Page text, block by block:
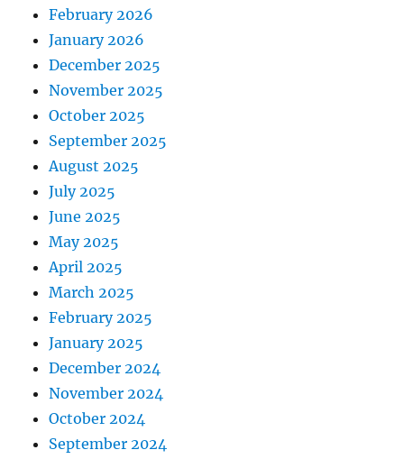
February 2026
January 2026
December 2025
November 2025
October 2025
September 2025
August 2025
July 2025
June 2025
May 2025
April 2025
March 2025
February 2025
January 2025
December 2024
November 2024
October 2024
September 2024